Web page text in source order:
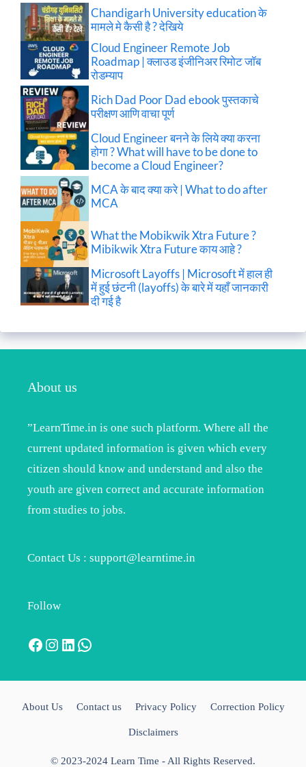
Chandigarh University education के
मामले मे कैसी है ? देखिये
Cloud Engineer Remote Job
Roadmap | क्लाउड इंजीनिअर रिमोट जॉब
रोडम्याप
Rich Dad Poor Dad ebook पुस्तकाचे
परीक्षण आणि वाचा पूर्ण
Cloud Engineer बनने के लिये क्या करना
होगा ? What will have to be done to
become a Cloud Engineer?
MCA के बाद क्या करे | What to do after
MCA
What the Mobikwik Xtra Future ?
Mibikwik Xtra Future काय आहे ?
Microsoft Layoffs | Microsoft में हाल ही
में हुई छंटनी (layoffs) के बारे में यहाँ जानकारी
दी गई है
About us
”LearnTime.in is one such platform. Where all the
current updated information is given which every
citizen should know and understand and also the
youth are given correct and accurate information
from studies to jobs.
Contact Us : support@learntime.in
Follow
Facebook
Instagram
LinkedIn
WhatsApp
About Us Contact us Privacy Policy Correction Policy
Disclaimers
© 2023-2024 Learn Time - All Rights Reserved.